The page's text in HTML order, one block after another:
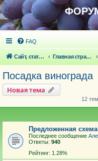
FAQ
Сайт, статьи Главная страница
Посадка винограда
Новая тема
12
Предложенная
Последнее сообщение
Ответы: 940
Рейтинг: 1.28%